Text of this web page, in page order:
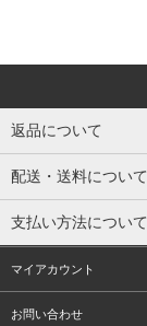
返品について
配送・送料について
支払い方法について
マイアカウント
お問い合わせ